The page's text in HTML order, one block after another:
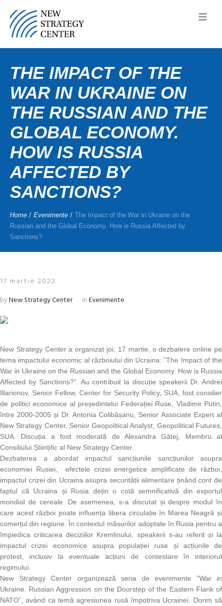
THE IMPACT OF THE
WAR IN UKRAINE ON
THE RUSSIAN AND THE
GLOBAL ECONOMY.
HOW IS RUSSIA
AFFECTED BY
SANCTIONS?
Home / Evenimente / The Impact of the War in Ukraine on the
Russian and the Global Economy. How is Russia Affected by
Sanctions?
17 martie 2022
byNew Strategy Center inEvenimente
New Strategy Center a organizat joi, 17 martie, o dezbatere online pe
tema impactului economic al războiului din Ucraina: ”The Impact of the
War in Ukraine on the Russian and the Global Economy. How is Russia
Affected by Sanctions?”. Au contribuit la discuție speakerii Dr. Andrei
Illarionov, Senior Fellow, Center for Security Policy, SUA, fost consilier
de politici economice al președintelui Federației Ruse, Vladimir Putin,
între 2000-2005 și Dr. Antonia Colibășanu, Senior Associate Expert al
New Strategy Center, Senior Geopolitical Analyst, Geopolitical Futures,
SUA. Discuția a fost moderată de Alexandra Gătej, Membru al
Consiliului Științific al New Strategy Center.
Dezbaterea a abordat impactul sancțiunile sancțiunilor asupra
economiei Rusiei, efectele crizei energetice amplificate de război,
impactul crizei din Ucraina asupra securității alimentare ținând cont de
faptul că Ucraina și Rusia dețin o cotă semnificativă din exportul
mondial de cereale. De asemenea, s-a discutat și despre modul în
care acest război poate influența libera circulație în Marea Neagră și
comerțul din regiune. În contextul măsurilor adoptate în Rusia pentru a
împiedica criticarea deciziilor Kremlinului, speakerii s-au referit și la
impactul crizei economice asupra populației ruse și acțiunile de
protest, inclusiv la eventuale acțiuni de contestare în interiorul
regimului.
New Strategy Center organizează seria de evenimente ”War in
Ukraine. Russian Aggression on the Doorstep of the Eastern Flank of
NATO”, având ca temă agresiunea rusă împotriva Ucrainei. Dorim să